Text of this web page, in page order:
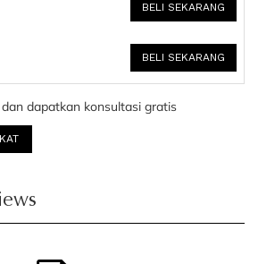
BELI SEKARANG
BELI SEKARANG
dapatkan konsultasi gratis